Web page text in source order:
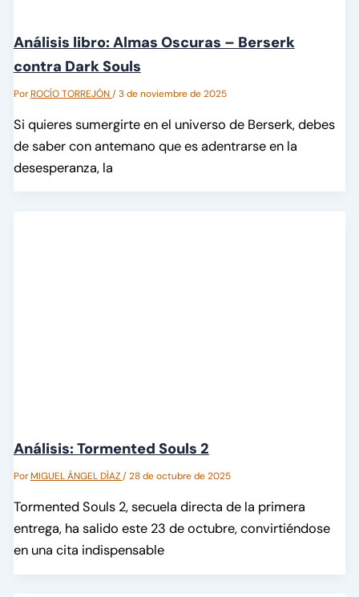
Análisis libro: Almas Oscuras – Berserk
contra Dark Souls
PorROCÍO TORREJÓN/3 de noviembre de 2025
Si quieres sumergirte en el universo de Berserk, debes
de saber con antemano que es adentrarse en la
desesperanza, la
Análisis: Tormented Souls 2
PorMIGUEL ÁNGEL DÍAZ/28 de octubre de 2025
Tormented Souls 2, secuela directa de la primera
entrega, ha salido este 23 de octubre, convirtiéndose
en una cita indispensable